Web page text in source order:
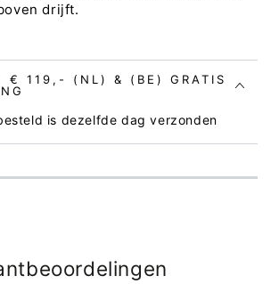
drijft.
€ 119,- (NL) & (BE) GRATIS
is dezelfde dag verzonden